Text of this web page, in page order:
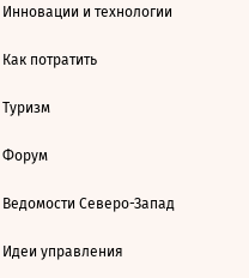
Инновации и технологии
Как потратить
Туризм
Форум
Ведомости Северо-Запад
Идеи управления